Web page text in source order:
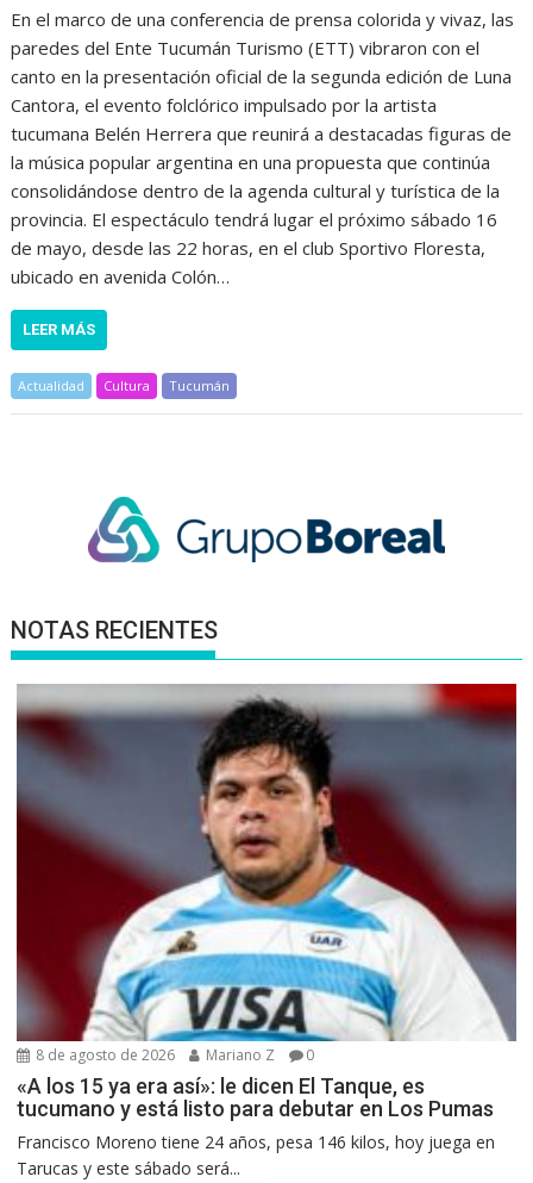
En el marco de una conferencia de prensa colorida y vivaz, las
paredes del Ente Tucumán Turismo (ETT) vibraron con el
canto en la presentación oficial de la segunda edición de Luna
Cantora, el evento folclórico impulsado por la artista
tucumana Belén Herrera que reunirá a destacadas figuras de
la música popular argentina en una propuesta que continúa
consolidándose dentro de la agenda cultural y turística de la
provincia. El espectáculo tendrá lugar el próximo sábado 16
de mayo, desde las 22 horas, en el club Sportivo Floresta,
ubicado en avenida Colón…
LEER MÁS
Actualidad Cultura Tucumán
NOTAS RECIENTES
8 de agosto de 2026 Mariano Z 0
«A los 15 ya era así»: le dicen El Tanque, es
tucumano y está listo para debutar en Los Pumas
Francisco Moreno tiene 24 años, pesa 146 kilos, hoy juega en
Tarucas y este sábado será...